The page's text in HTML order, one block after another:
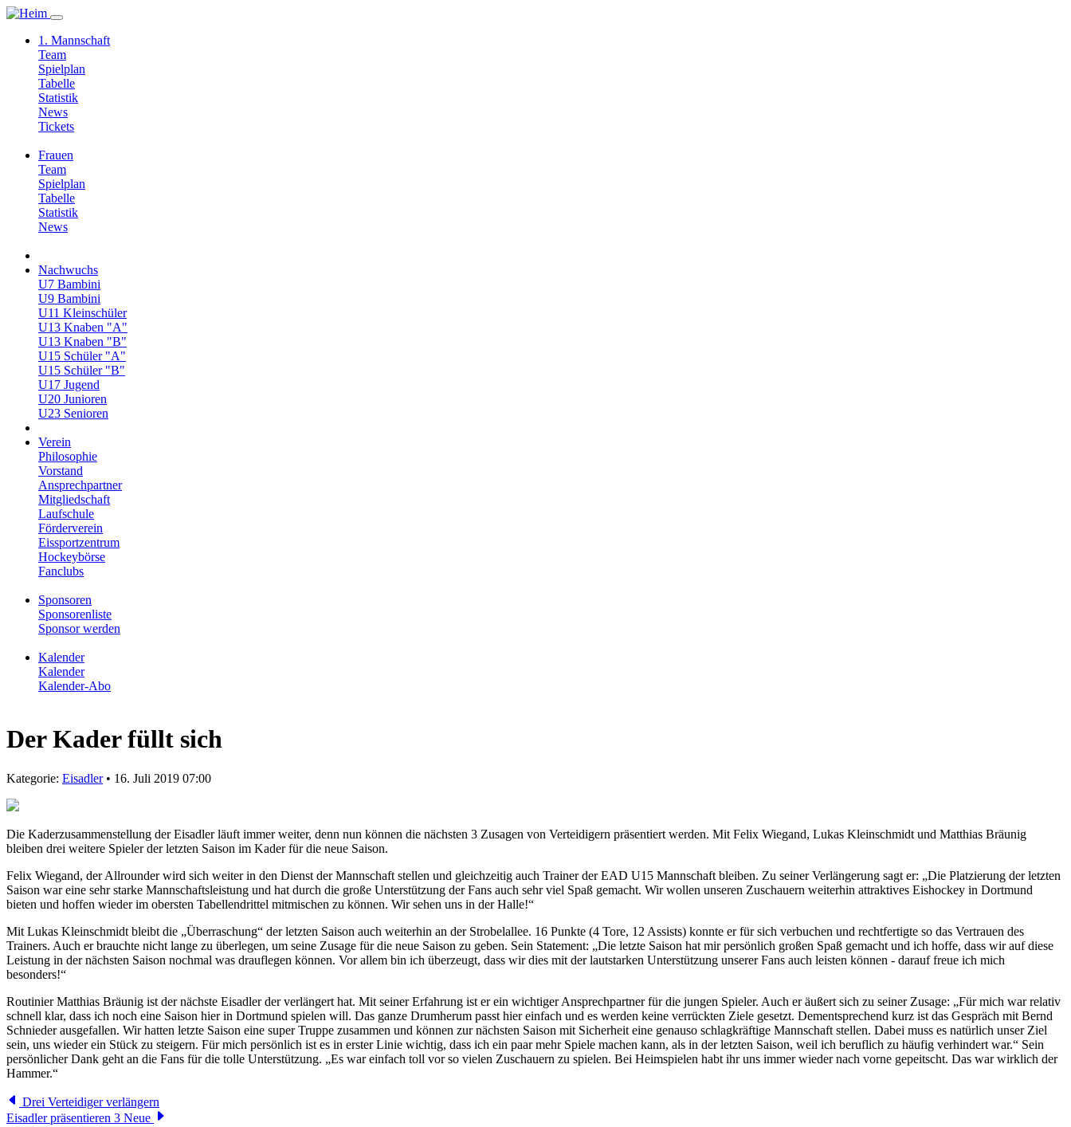
1. Mannschaft
Team
Spielplan
Tabelle
Statistik
News
Tickets
Frauen
Team
Spielplan
Tabelle
Statistik
News
Nachwuchs
U7 Bambini
U9 Bambini
U11 Kleinschüler
U13 Knaben "A"
U13 Knaben "B"
U15 Schüler "A"
U15 Schüler "B"
U17 Jugend
U20 Junioren
U23 Senioren
Verein
Philosophie
Vorstand
Ansprechpartner
Mitgliedschaft
Laufschule
Förderverein
Eissportzentrum
Hockeybörse
Fanclubs
Sponsoren
Sponsorenliste
Sponsor werden
Kalender
Kalender
Kalender-Abo
Der Kader füllt sich
Kategorie: Eisadler• 16. Juli 2019 07:00
Die Kaderzusammenstellung der Eisadler läuft immer weiter, denn nun können die nächsten 3 Zusagen von Verteidigern präsentiert werden. Mit Felix Wiegand, Lukas Kleinschmidt und Matthias Bräunig
bleiben drei weitere Spieler der letzten Saison im Kader für die neue Saison.
Felix Wiegand, der Allrounder wird sich weiter in den Dienst der Mannschaft stellen und gleichzeitig auch Trainer der EAD U15 Mannschaft bleiben. Zu seiner Verlängerung sagt er: „Die Platzierung der letzten
Saison war eine sehr starke Mannschaftsleistung und hat durch die große Unterstützung der Fans auch sehr viel Spaß gemacht. Wir wollen unseren Zuschauern weiterhin attraktives Eishockey in Dortmund
bieten und hoffen wieder im obersten Tabellendrittel mitmischen zu können. Wir sehen uns in der Halle!“
Mit Lukas Kleinschmidt bleibt die „Überraschung“ der letzten Saison auch weiterhin an der Strobelallee. 16 Punkte (4 Tore, 12 Assists) konnte er für sich verbuchen und rechtfertigte so das Vertrauen des
Trainers. Auch er brauchte nicht lange zu überlegen, um seine Zusage für die neue Saison zu geben. Sein Statement: „Die letzte Saison hat mir persönlich großen Spaß gemacht und ich hoffe, dass wir auf diese
Leistung in der nächsten Saison nochmal was drauflegen können. Vor allem bin ich überzeugt, dass wir dies mit der lautstarken Unterstützung unserer Fans auch leisten können - darauf freue ich mich
besonders!“
Routinier Matthias Bräunig ist der nächste Eisadler der verlängert hat. Mit seiner Erfahrung ist er ein wichtiger Ansprechpartner für die jungen Spieler. Auch er äußert sich zu seiner Zusage: „Für mich war relativ
schnell klar, dass ich noch eine Saison hier in Dortmund spielen will. Das ganze Drumherum passt hier einfach und es werden keine verrückten Ziele gesetzt. Dementsprechend kurz ist das Gespräch mit Bernd
Schnieder ausgefallen. Wir hatten letzte Saison eine super Truppe zusammen und können zur nächsten Saison mit Sicherheit eine genauso schlagkräftige Mannschaft stellen. Dabei muss es natürlich unser Ziel
sein, uns wieder ein Stück zu steigern. Für mich persönlich ist es in erster Linie wichtig, dass ich ein paar mehr Spiele machen kann, als in der letzten Saison, weil ich beruflich zu häufig verhindert war.“ Sein
persönlicher Dank geht an die Fans für die tolle Unterstützung. „Es war einfach toll vor so vielen Zuschauern zu spielen. Bei Heimspielen habt ihr uns immer wieder nach vorne gepeitscht. Das war wirklich der
Hammer.“
Drei Verteidiger verlängern
Eisadler präsentieren 3 Neue